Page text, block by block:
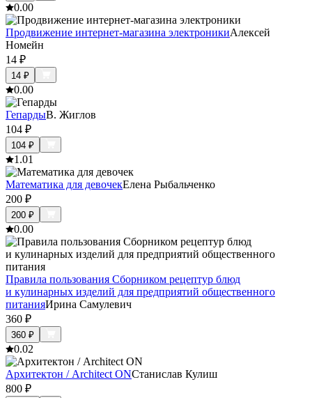
0.00
Продвижение интернет-магазина электроникиАлексей
Номейн
14 ₽
14 ₽
0.00
ГепардыВ. Жиглов
104 ₽
104 ₽
1.01
Математика для девочекЕлена Рыбальченко
200 ₽
200 ₽
0.00
Правила пользования Сборником рецептур блюд
и кулинарных изделий для предприятий общественного
питанияИрина Самулевич
360 ₽
360 ₽
0.02
Архитектон / Architect ONСтанислав Кулиш
800 ₽